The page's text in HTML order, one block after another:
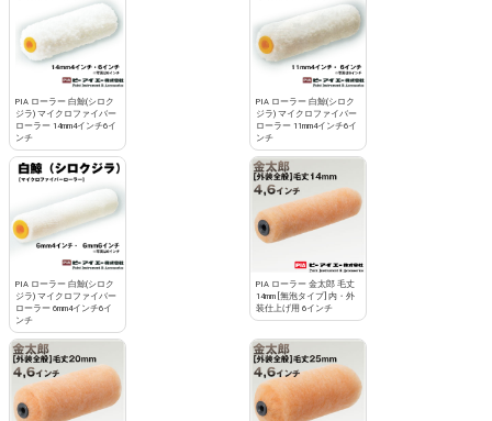
PIA ローラー 白鯨(シロク
ジラ) マイクロファイバー
ローラー 14mm4インチ6イ
ンチ
PIA ローラー 白鯨(シロク
ジラ) マイクロファイバー
ローラー 11mm4インチ6イ
ンチ
PIA ローラー 白鯨(シロク
ジラ) マイクロファイバー
ローラー 6mm4インチ6イ
ンチ
PIA ローラー 金太郎 毛丈
14mm [無泡タイプ] 内・外
装仕上げ用 6インチ